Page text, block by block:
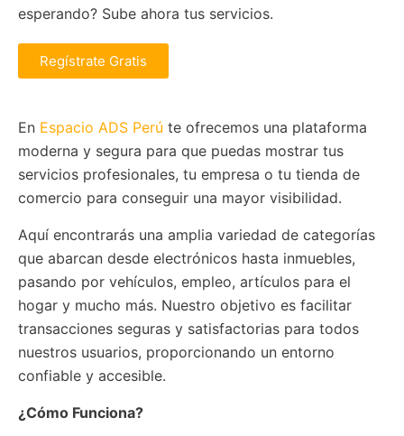
esperando? Sube ahora tus servicios.
Regístrate Gratis
En Espacio ADS Perú te ofrecemos una plataforma
moderna y segura para que puedas mostrar tus
servicios profesionales, tu empresa o tu tienda de
comercio para conseguir una mayor visibilidad.
Aquí encontrarás una amplia variedad de categorías
que abarcan desde electrónicos hasta inmuebles,
pasando por vehículos, empleo, artículos para el
hogar y mucho más. Nuestro objetivo es facilitar
transacciones seguras y satisfactorias para todos
nuestros usuarios, proporcionando un entorno
confiable y accesible.
¿Cómo Funciona?